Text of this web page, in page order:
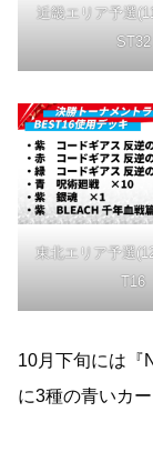
近畿エリア予選
ST32
東北エリア予選
T16
10月下旬には『
に3種の青いカ